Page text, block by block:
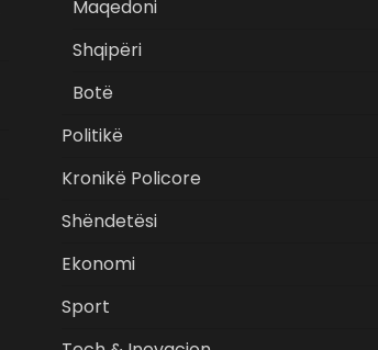
Maqedoni
Shqipëri
Botë
Politikë
Kronikë Policore
Shëndetësi
Ekonomi
Sport